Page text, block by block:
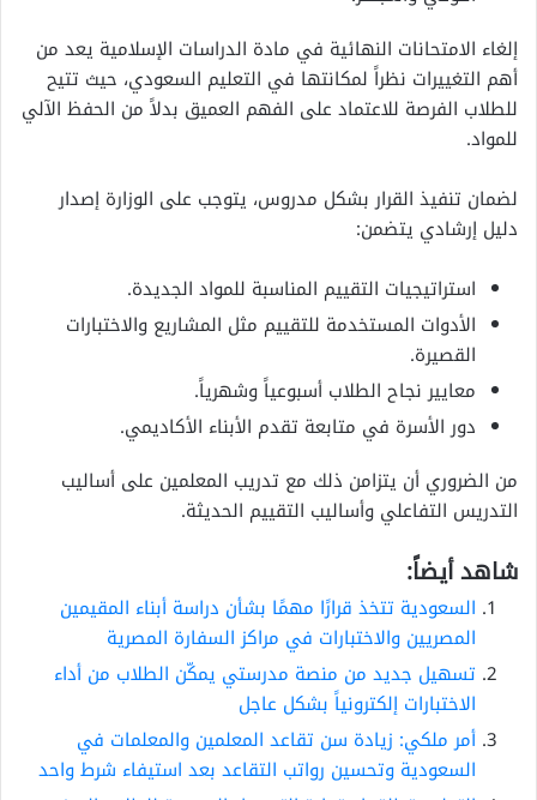
إلغاء الامتحانات النهائية في مادة الدراسات الإسلامية يعد من
أهم التغييرات نظراً لمكانتها في التعليم السعودي، حيث تتيح
للطلاب الفرصة للاعتماد على الفهم العميق بدلاً من الحفظ الآلي
للمواد.
لضمان تنفيذ القرار بشكل مدروس، يتوجب على الوزارة إصدار
دليل إرشادي يتضمن:
استراتيجيات التقييم المناسبة للمواد الجديدة.
الأدوات المستخدمة للتقييم مثل المشاريع والاختبارات
القصيرة.
معايير نجاح الطلاب أسبوعياً وشهرياً.
دور الأسرة في متابعة تقدم الأبناء الأكاديمي.
من الضروري أن يتزامن ذلك مع تدريب المعلمين على أساليب
التدريس التفاعلي وأساليب التقييم الحديثة.
شاهد أيضاً:
السعودية تتخذ قرارًا مهمًا بشأن دراسة أبناء المقيمين
المصريين والاختبارات في مراكز السفارة المصرية
تسهيل جديد من منصة مدرستي يمكّن الطلاب من أداء
الاختبارات إلكترونياً بشكل عاجل
أمر ملكي: زيادة سن تقاعد المعلمين والمعلمات في
السعودية وتحسين رواتب التقاعد بعد استيفاء شرط واحد